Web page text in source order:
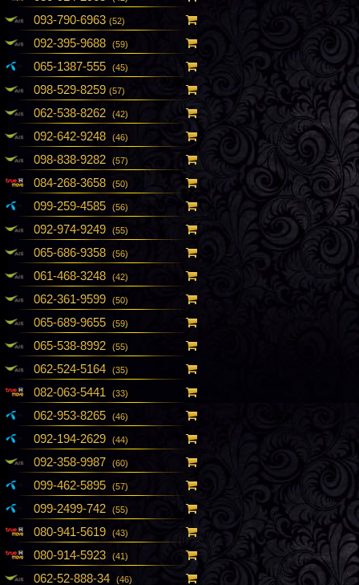
093-790-6963 (52)
092-395-9688 (59)
065-1387-555 (45)
098-529-8259 (57)
062-538-8262 (42)
092-642-9248 (46)
098-838-9282 (57)
084-268-3658 (50)
099-259-4585 (56)
092-974-9249 (55)
065-686-9358 (56)
061-468-3248 (42)
062-361-9599 (50)
065-689-9655 (59)
065-538-8992 (55)
062-524-5164 (35)
082-063-5441 (33)
062-953-8265 (46)
092-194-2629 (44)
092-358-9987 (60)
099-462-5895 (57)
099-2499-742 (55)
080-941-5619 (43)
080-914-5923 (41)
062-52-888-34 (46)